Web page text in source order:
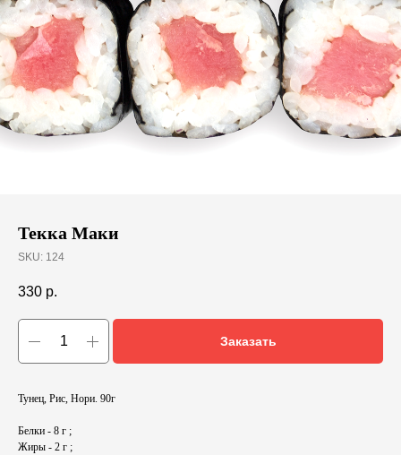
Текка Маки
SKU: 124
330 р.
Заказать
Тунец, Рис, Нори. 90г
Белки - 8 г ;
Жиры - 2 г ;